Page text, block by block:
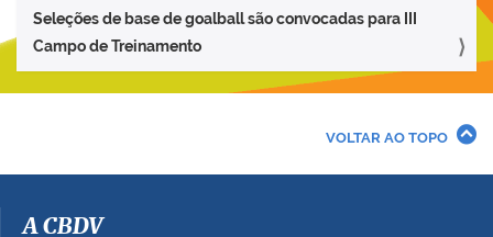
Seleções de base de goalball são convocadas para III
Campo de Treinamento
VOLTAR AO TOPO
A CBDV